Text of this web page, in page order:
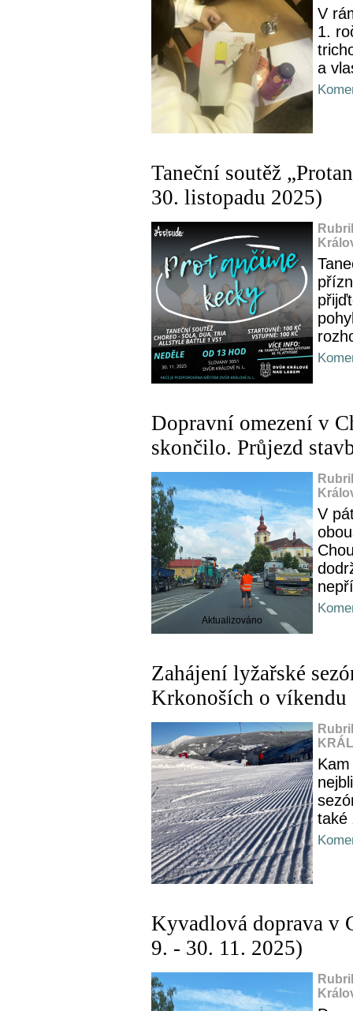
V
1.
a
Taneční soutěž
30. listopadu 2025)
Dopravní omezení v
skončilo. Průjezd
Aktualizováno
V
Zahájení lyžařské
Krkonoších o víkendu
také
Kyvadlová doprava v
9. - 30. 11. 2025)